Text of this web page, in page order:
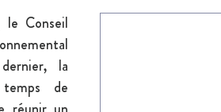
le Conseil
la
de